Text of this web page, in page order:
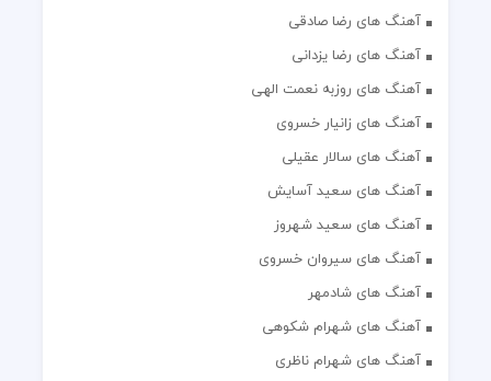
آهنگ های رضا صادقی
آهنگ های رضا یزدانی
آهنگ های روزبه نعمت الهی
آهنگ های زانیار خسروی
آهنگ های سالار عقیلی
آهنگ های سعید آسایش
آهنگ های سعید شهروز
آهنگ های سیروان خسروی
آهنگ های شادمهر
آهنگ های شهرام شکوهی
آهنگ های شهرام ناظری